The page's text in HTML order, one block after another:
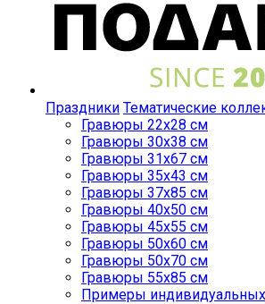
Праздники Тематические
Гравюры 22x28 см
Гравюры 30x38 см
Гравюры 31x67 см
Гравюры 35x43 см
Гравюры 37x85 см
Гравюры 40x50 см
Гравюры 45x55 см
Гравюры 50x60 см
Гравюры 50x70 см
Гравюры 55x85 см
Примеры индивидуальных